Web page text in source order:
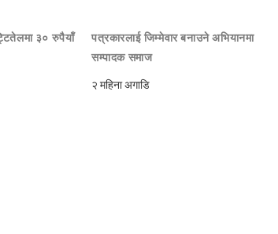
३० रुपैयाँ
पत्रकारलाई जिम्मेवार बनाउने अभियानमा
सम्पादक समाज
२ महिना अगाडि